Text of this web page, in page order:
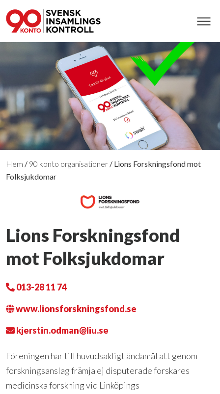
Hem / 90 konto organisationer / Lions Forskningsfond mot
Folksjukdomar
Lions Forskningsfond
mot Folksjukdomar
013-28 11 74
www.lionsforskningsfond.se
kjerstin.odman@liu.se
Föreningen har till huvudsakligt ändamål att genom
forskningsanslag främja ej disputerade forskares
medicinska forskning vid Linköpings